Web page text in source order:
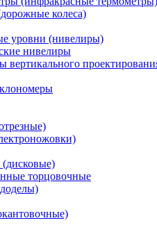
колеса)
уровни (нивелиры)
нивелиры
вертикального
торцовочные